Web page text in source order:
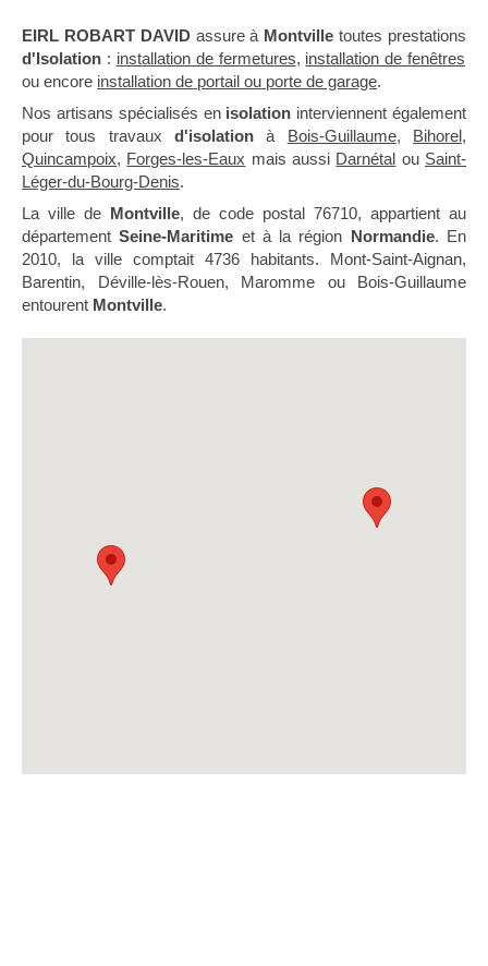
EIRL ROBART DAVIDassure à Montville toutes prestations
d'Isolation : installation de fermetures, installation de fenêtres
ou encore installation de portail ou porte de garage.
Nos artisans spécialisés en isolation interviennent également
pour tous travaux d'isolation à Bois-Guillaume, Bihorel,
Quincampoix, Forges-les-Eaux mais aussi Darnétal ou Saint-
Léger-du-Bourg-Denis.
La ville de Montville, de code postal 76710, appartient au
départementSeine-Maritime et à la région Normandie. En
2010, la ville comptait 4736 habitants. Mont-Saint-Aignan,
Barentin, Déville-lès-Rouen, Maromme ou Bois-Guillaume
entourent Montville.